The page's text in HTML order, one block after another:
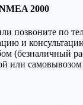
2000
позвоните по
и
(безналичный
или самовывозом